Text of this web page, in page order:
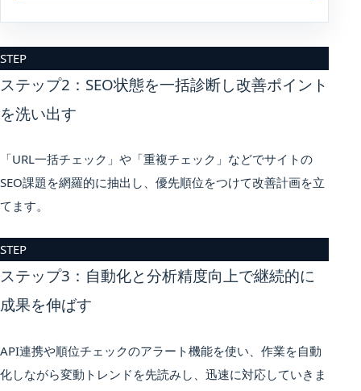
STEP
ステップ2：SEO状態を一括診断し改善ポイント
を洗い出す
「URL一括チェック」や「重複チェック」などでサイトの
SEO課題を網羅的に抽出し、優先順位をつけて改善計画を立
てます。
STEP
ステップ3：自動化と分析精度向上で継続的に
成果を伸ばす
API連携や順位チェックのアラート機能を使い、作業を自動
化しながら変動トレンドを先読みし、迅速に対応していきま